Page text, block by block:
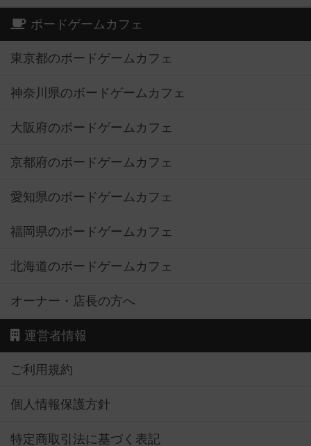
ボードゲームカフェ
東京都のボードゲームカフェ
神奈川県のボードゲームカフェ
大阪府のボードゲームカフェ
京都府のボードゲームカフェ
愛知県のボードゲームカフェ
福岡県のボードゲームカフェ
北海道のボードゲームカフェ
オーナー・店長の方へ
運営者情報
ご利用規約
個人情報保護方針
特定商取引法に基づく表記